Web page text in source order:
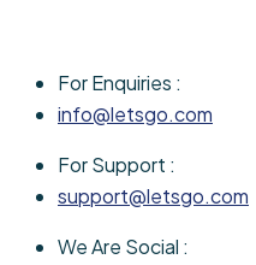
For Enquiries :
info@letsgo.com
For Support :
support@letsgo.com
We Are Social :